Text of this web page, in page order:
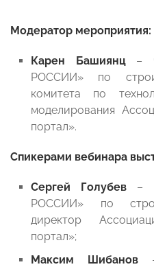
Модератор мероприятия:
Карен Башиянц –
РОССИИ» по
комитета по
моделирования
портал».
Спикерами вебинара
Сергей Голубев –
РОССИИ» по
директор
портал»;
Максим Шибанов